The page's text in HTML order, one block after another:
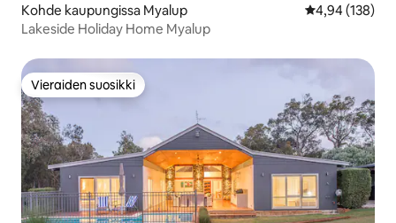
Kohde kaupungissa Myalup
4,94 (138)
Lakeside Holiday Home Myalup
Vieraiden suosikki
Vieraiden suosikki